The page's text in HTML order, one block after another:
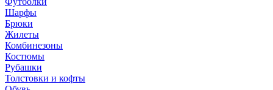
Шарфы
Брюки
Жилеты
Комбинезоны
Костюмы
Рубашки
Толстовки и кофты